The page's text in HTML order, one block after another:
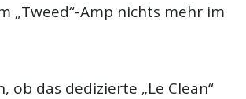
„Tweed“-Amp nichts mehr im
ob das dedizierte „Le Clean“